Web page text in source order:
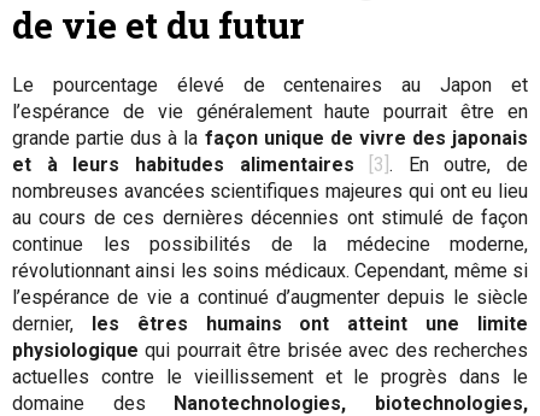
de vie et du futur
Le pourcentage élevé de centenaires au Japon et
l’espérance de vie généralement haute pourrait être en
grande partie dus à la façon unique de vivre des japonais
et à leurs habitudes alimentaires
[3] . En outre, de
nombreuses avancées scientifiques majeures qui ont eu lieu
au cours de ces dernières décennies ont stimulé de façon
continue les possibilités de la médecine moderne,
révolutionnant ainsi les soins médicaux. Cependant, même si
l’espérance de vie a continué d’augmenter depuis le siècle
dernier, les êtres humains ont atteint une limite
physiologiquequi pourrait être brisée avec des recherches
actuelles contre le vieillissement et le progrès dans le
domaine des Nanotechnologies, biotechnologies,